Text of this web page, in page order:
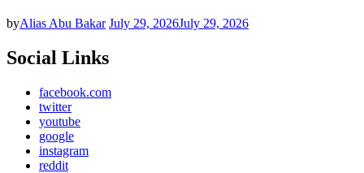
byAlias Abu Bakar July 29, 2026July 29, 2026
Social Links
facebook.com
twitter
youtube
google
instagram
reddit